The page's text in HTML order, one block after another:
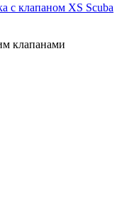
с клапаном XS Scuba
клапанами